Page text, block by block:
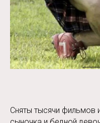
Сняты тысячи фильмов